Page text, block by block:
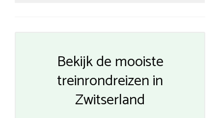
Bekijk de mooiste
treinrondreizen in
Zwitserland